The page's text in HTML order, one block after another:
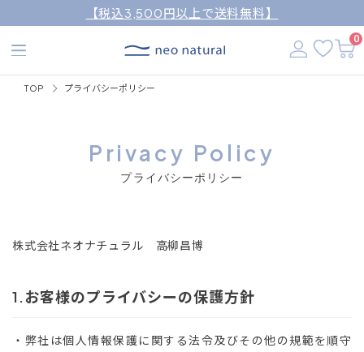
【税込3,500円以上で送料無料】
0
TOP プライバシーポリシー
Privacy Policy
プライバシーポリシー
株式会社ネオナチュラル 高柳昌博
お客様のプライバシーの保護方針
・弊社は個人情報保護に関する法令及びその他の規範を順守